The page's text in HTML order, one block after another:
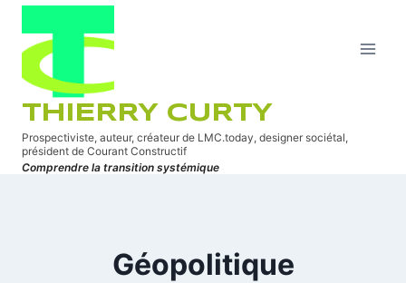
Aller
contenu
THIERRY CURTY
Prospectiviste, auteur, créateur de LMC.today, designer sociétal,
président de Courant Constructif
Comprendre la transition systémique
Géopolitique